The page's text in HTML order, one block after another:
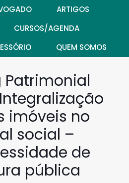
ARTIGOS
CURSOS/AGENDA
QUEM SOMOS
Patrimonial
imóveis no
social –
de
pública